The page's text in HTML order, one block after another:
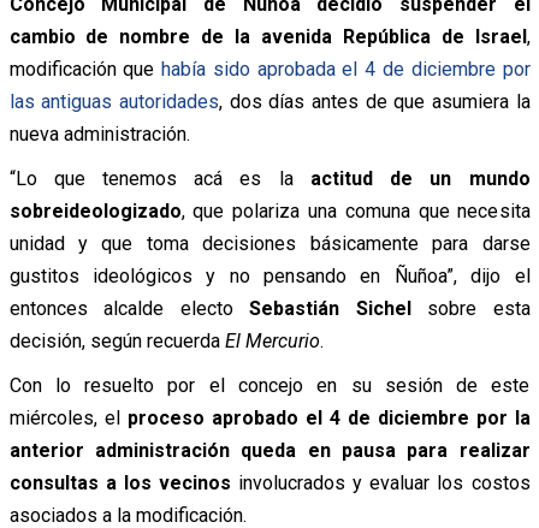
cambio de nombre de la avenida República de Israel,
modificación quehabía sido aprobada el 4 de diciembre por
las antiguas autoridades, dos días antes de que asumiera la
nueva administración.
“Lo que tenemos acá es la actitud de un mundo
sobreideologizado, que polariza una comuna que necesita
unidad y que toma decisiones básicamente para darse
gustitos ideológicos y no pensando en Ñuñoa”, dijo el
entonces alcalde electo Sebastián Sichelsobre esta
decisión, según recuerda El Mercurio.
Con lo resuelto por el concejo en su sesión de este
miércoles, elproceso aprobado el 4 de diciembre por la
anterior administración queda en pausa para realizar
consultas a los vecinos involucrados y evaluar los costos
asociados a la modificación.